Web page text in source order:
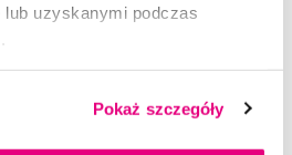
uzyskanymi podczas
Pokaż szczegóły
Sprawdzone opinie ?